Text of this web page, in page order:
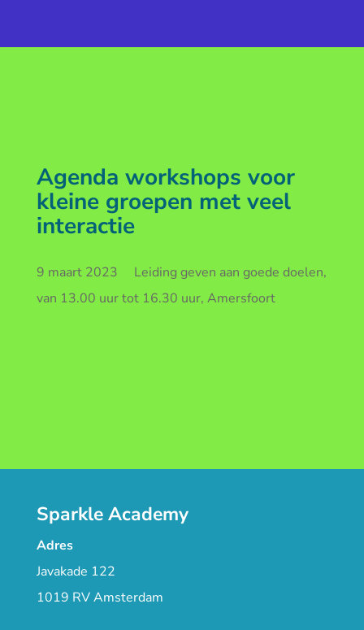
Agenda workshops voor
kleine groepen met veel
interactie
9 maart 2023 Leiding geven aan goede doelen,
van 13.00 uur tot 16.30 uur, Amersfoort
Sparkle Academy
Adres
Javakade 122
1019 RV Amsterdam